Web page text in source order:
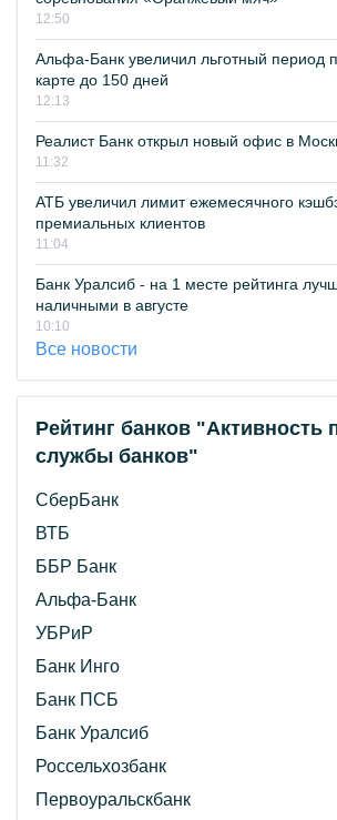
12:50
Альфа-Банк увеличил льготный период
карте до 150 дней
12:13
Реалист Банк открыл новый офис в
11:32
АТБ увеличил лимит ежемесячного
премиальных клиентов
11:04
Банк Уралсиб - на 1 месте рейтинга
наличными в августе
10:10
Все новости
Рейтинг банков "Активность
службы банков"
СберБанк
ВТБ
ББР Банк
Альфа-Банк
УБРиР
Банк Инго
Банк ПСБ
Банк Уралсиб
Россельхозбанк
Первоуральскбанк